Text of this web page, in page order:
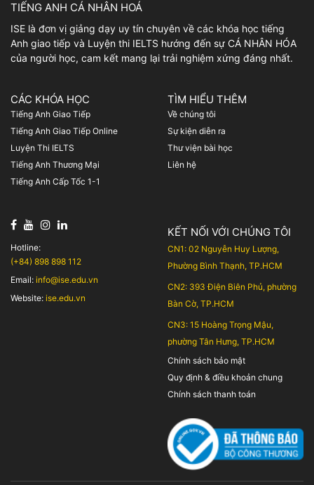
TIẾNG ANH CÁ NHÂN HOÁ
ISE là đơn vị giảng dạy uy tín chuyên về các khóa học tiếng
Anh giao tiếp và Luyện thi IELTS hướng đến sự CÁ NHÂN HÓA
của người học, cam kết mang lại trải nghiệm xứng đáng nhất.
CÁC KHÓA HỌC
Tiếng Anh Giao Tiếp
Tiếng Anh Giao Tiếp Online
Luyện Thi IELTS
Tiếng Anh Thương Mại
Tiếng Anh Cấp Tốc 1-1
TÌM HIỂU THÊM
Về chúng tôi
Sự kiện diễn ra
Thư viện bài học
Liên hệ
KẾT NỐI VỚI CHÚNG TÔI
CN1: 02 Nguyễn Huy Lượng,
Phường Bình Thạnh, TP.HCM
CN2: 393 Điện Biên Phủ, phường
Bàn Cờ, TP.HCM
CN3: 15 Hoàng Trọng Mậu,
phường Tân Hưng, TP.HCM
Chính sách bảo mật
Quy định & điều khoản chung
Chính sách thanh toán
Hotline:
(+84) 898 898 112
Email: info@ise.edu.vn
Website: ise.edu.vn